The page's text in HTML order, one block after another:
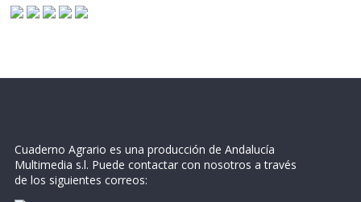
Cuaderno Agrario es una producción de Andalucía
Multimedia s.l. Puede contactar con nosotros a través
de los siguientes correos: